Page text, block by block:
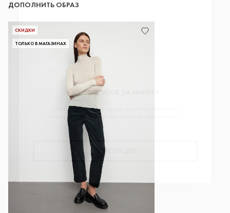
1000 БОНУСОВ ЗА МИНУТУ
Зарегистрируйтесь в нашей программе лояльности
и получите 1000 бонусных баллов на первый заказ.
РЕГИСТРАЦИЯ
ДОПОЛНИТЬ ОБРАЗ
СКИДКИ
ТОЛЬКО В МАГАЗИНАХ